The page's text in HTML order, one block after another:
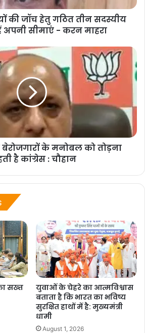
की जॉच हेतु गठित तीन सदस्यीय
अपनी सीमाएं - करन माहरा
के मनोबल को तोड़ना
है कांग्रेस : चौहान
सख्त
युवाओं के चेहरे का आत्मविश्वास
बताता है कि भारत का भविष्य
सुरक्षित हाथों में है: मुख्यमंत्री
धामी
August 1, 2026